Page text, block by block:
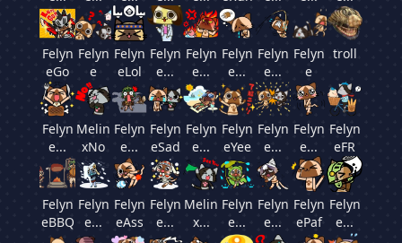
Felyn
eGo
Felyn
e
Felyn
eLol
Felyn
e...
Felyn
e...
Felyn
e...
Felyn
e...
Felyn
e
troll
Felyn
e...
Melin
xNo
Felyn
e...
Felyn
eSad
Felyn
e...
Felyn
eYee
Felyn
e...
Felyn
e...
Felyn
eFR
Felyn
eBBQ
Felyn
e...
Felyn
eAss
Felyn
e...
Melin
x...
Felyn
e...
Felyn
e...
Felyn
ePaf
Felyn
e...